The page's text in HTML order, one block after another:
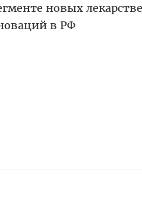
новых
в РФ